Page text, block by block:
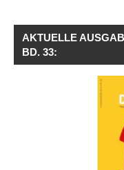
AKTUELLE
BD. 33: